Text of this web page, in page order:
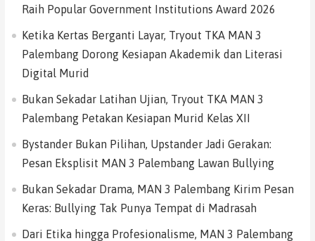
Raih Popular Government Institutions Award 2026
Ketika Kertas Berganti Layar, Tryout TKA MAN 3
Palembang Dorong Kesiapan Akademik dan Literasi
Digital Murid
Bukan Sekadar Latihan Ujian, Tryout TKA MAN 3
Palembang Petakan Kesiapan Murid Kelas XII
Bystander Bukan Pilihan, Upstander Jadi Gerakan:
Pesan Eksplisit MAN 3 Palembang Lawan Bullying
Bukan Sekadar Drama, MAN 3 Palembang Kirim Pesan
Keras: Bullying Tak Punya Tempat di Madrasah
Dari Etika hingga Profesionalisme, MAN 3 Palembang